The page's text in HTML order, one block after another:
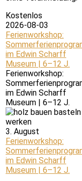
Kostenlos
2026-08-03
Ferienworkshop:
im Edwin Scharff
Museum | 6–12 J.
Ferienworkshop:
im Edwin Scharff
Museum | 6–12 J.
3. August
Ferienworkshop:
im Edwin Scharff
Museum | 6–12 J.